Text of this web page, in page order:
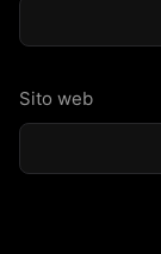
Sito web